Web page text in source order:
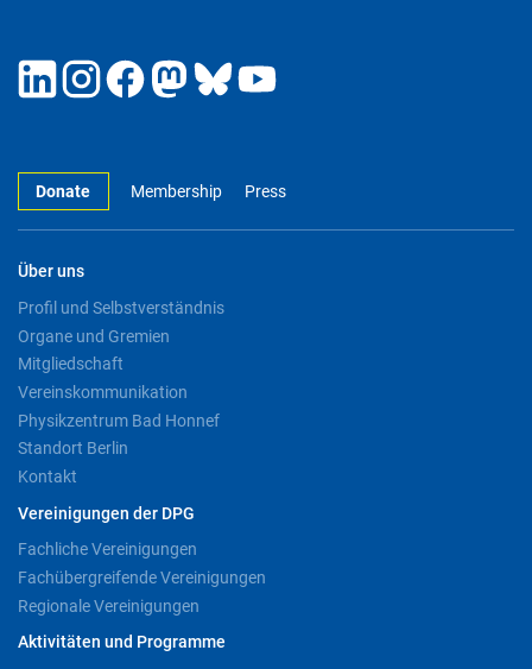
Donate Membership Press
Über uns
Profil und Selbstverständnis
Organe und Gremien
Mitgliedschaft
Vereinskommunikation
Physikzentrum Bad Honnef
Standort Berlin
Kontakt
Vereinigungen der DPG
Fachliche Vereinigungen
Fachübergreifende Vereinigungen
Regionale Vereinigungen
Aktivitäten und Programme